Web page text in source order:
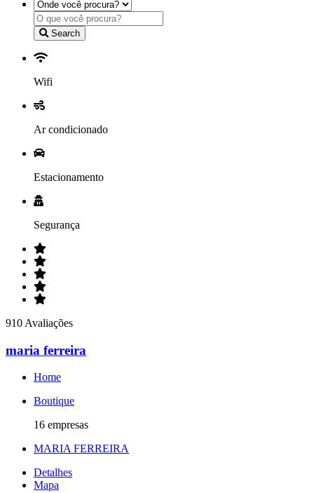
Search
Wifi
Ar condicionado
Estacionamento
Segurança
910 Avaliações
maria ferreira
Home
Boutique
16 empresas
MARIA FERREIRA
Detalhes
Mapa